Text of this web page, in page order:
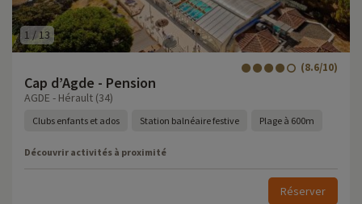
1 /13
Cap d’Agde - Pension
(8.6/10)
AGDE - Hérault (34)
Clubs enfants et ados Station balnéaire festive Plage à 600m
Découvrir activités à proximité
Réserver